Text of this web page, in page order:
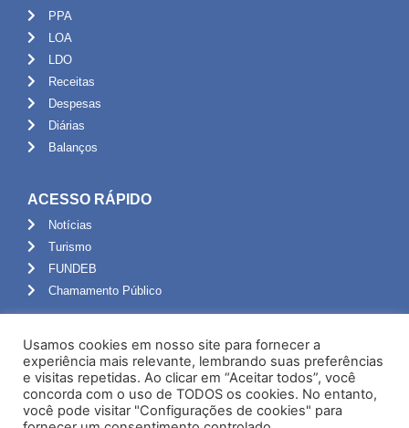
PPA
LOA
LDO
Receitas
Despesas
Diárias
Balanços
ACESSO RÁPIDO
Notícias
Turismo
FUNDEB
Chamamento Público
Portal do Servidor
Webmail
Administração
Usamos cookies em nosso site para fornecer a
experiência mais relevante, lembrando suas preferências
e visitas repetidas. Ao clicar em “Aceitar todos”, você
concorda com o uso de TODOS os cookies. No entanto,
você pode visitar "Configurações de cookies" para